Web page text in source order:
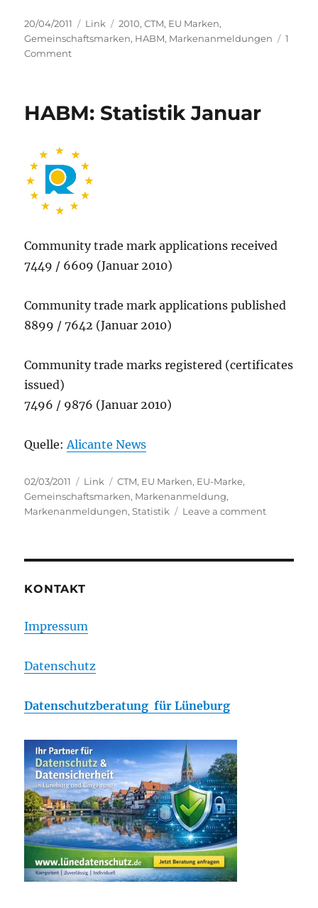
Posted
on
20/04/2011 Categories
Link Tags
2010,CTM, EU Marken,
Gemeinschaftsmarken, HABM, Markenanmeldungen
1
Commenton
98.000
HABM: Statistik Januar
Community trade mark applications received
7449 / 6609 (Januar 2010)
Community trade mark applications published
8899 / 7642 (Januar 2010)
Community trade marks registered (certificates
issued)
7496 / 9876 (Januar 2010)
Quelle:Alicante News
Posted
on
02/03/2011 Categories
Link Tags
CTM, EU Marken, EU-Marke,
Gemeinschaftsmarken, Markenanmeldung,
Markenanmeldungen,Statistik Leave a commenton
KONTAKT
Impressum
Datenschutz
Datenschutzberatung für Lüneburg